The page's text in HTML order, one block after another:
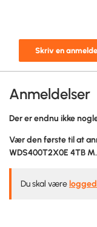
Skriv en
Anmeldelser
Der er endnu ikke
Vær den første til at
WDS400T2X0E 4TB
Du skal være